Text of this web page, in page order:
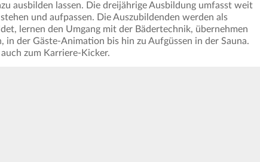
ausbilden lassen. Die dreijährige Ausbildung umfasst weit
und aufpassen. Die Auszubildenden werden als
lernen den Umgang mit der Bädertechnik, übernehmen
in der Gäste-Animation bis hin zu Aufgüssen in der Sauna.
zum Karriere-Kicker.